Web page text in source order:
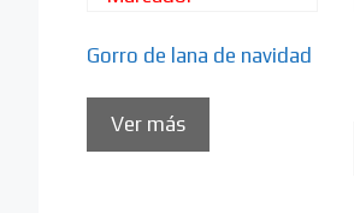
Gorro de lana de navidad
Ver más